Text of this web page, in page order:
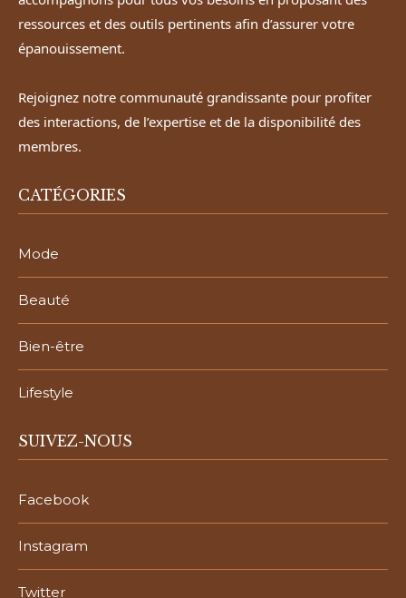
ressources et des outils pertinents afin d’assurer votre
épanouissement.
Rejoignez notre communauté grandissante pour profiter
des interactions, de l’expertise et de la disponibilité des
membres.
CATÉGORIES
Mode
Beauté
Bien-être
Lifestyle
SUIVEZ-NOUS
Facebook
Instagram
Twitter